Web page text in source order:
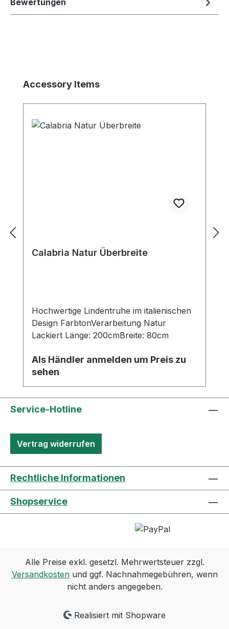
Produktgalerie überspringen
Accessory Items
Calabria Natur Überbreite
Hochwertige Lindentruhe im italienischen
Design FarbtonVerarbeitung Natur
Lackiert Länge: 200cmBreite: 80cm
Als Händler anmelden um Preis zu
sehen
Service-Hotline
Vertrag widerrufen
Rechtliche Informationen
Shopservice
Alle Preise exkl. gesetzl. Mehrwertsteuer zzgl.
Versandkostenund ggf. Nachnahmegebühren, wenn
nicht anders angegeben.
Realisiert mit Shopware